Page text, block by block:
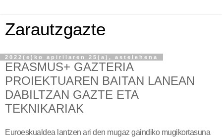
Zarautzgazte
2022(e)ko apirilaren 25(a), astelehena
ERASMUS+ GAZTERIA
PROIEKTUAREN BAITAN LANEAN
DABILTZAN GAZTE ETA
TEKNIKARIAK
Euroeskualdea lantzen ari den mugaz gaindiko mugikortasuna